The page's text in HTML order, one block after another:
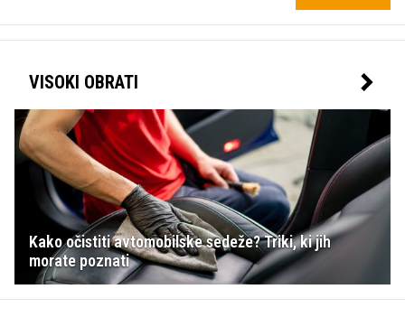
VISOKI OBRATI
Kako očistiti avtomobilske sedeže? Triki, ki jih
morate poznati